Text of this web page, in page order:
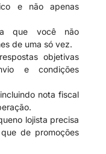
e não apenas
que você não
de uma só vez.
objetivas
e condições
nota fiscal
lojista precisa
de promoções